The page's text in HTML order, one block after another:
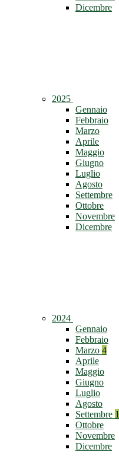
Dicembre
2025
Gennaio
Febbraio
Marzo
Aprile
Maggio
Giugno
Luglio
Agosto
Settembre
Ottobre
Novembre
Dicembre
2024
Gennaio
Febbraio
Marzo 4
Aprile
Maggio
Giugno
Luglio
Agosto
Settembre 1
Ottobre
Novembre
Dicembre